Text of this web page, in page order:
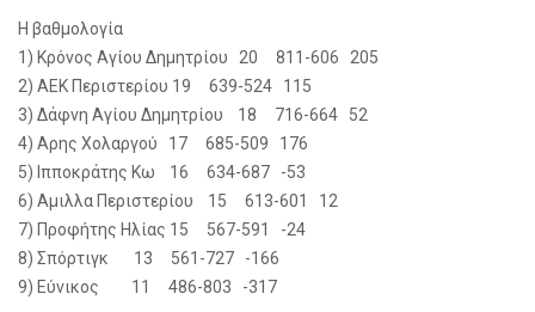
Η βαθμολογία
1) Κρόνος Αγίου Δημητρίου 20 811-606 205
2) ΑΕΚ Περιστερίου 19 639-524 115
3) Δάφνη Αγίου Δημητρίου 18 716-664 52
4) Αρης Χολαργού 17 685-509 176
5) Ιπποκράτης Κω 16 634-687 -53
6) Αμιλλα Περιστερίου 15 613-601 12
7) Προφήτης Ηλίας 15 567-591 -24
8) Σπόρτιγκ 13 561-727 -166
9) Εύνικος 11 486-803 -317